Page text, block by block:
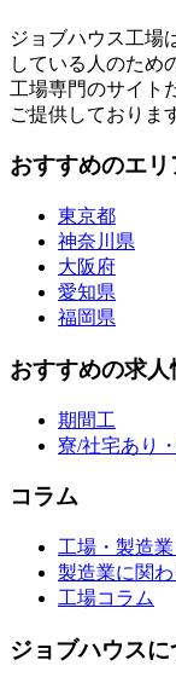
ジョブハウス工場
している人のため
工場専門のサイト
ご提供しておりま
おすすめのエリ
東京都
神奈川県
大阪府
愛知県
福岡県
おすすめの求人
期間工
寮/社宅あり
コラム
工場・製造
製造業に関
工場コラム
ジョブハウスに